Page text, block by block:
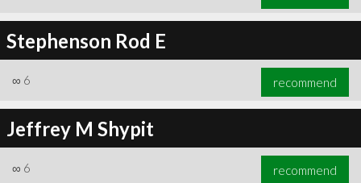
Stephenson Rod E
∞ 6 recommend
Jeffrey M Shypit
∞ 6 recommend